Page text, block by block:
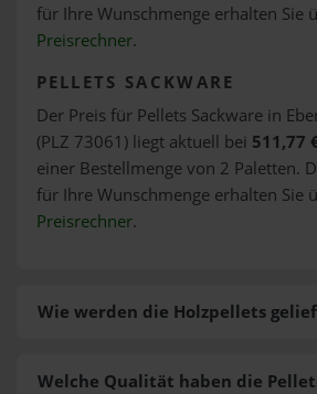
für Ihre Wunschmenge erhalten Sie
Preisrechner.
PELLETS SACKWARE
Der Preis für Pellets Sackware in
(PLZ 73061) liegt aktuell bei 511,77
einer Bestellmenge von 2 Paletten.
für Ihre Wunschmenge erhalten Sie
Preisrechner.
Wie werden die Holzpellets
Welche Qualität haben die